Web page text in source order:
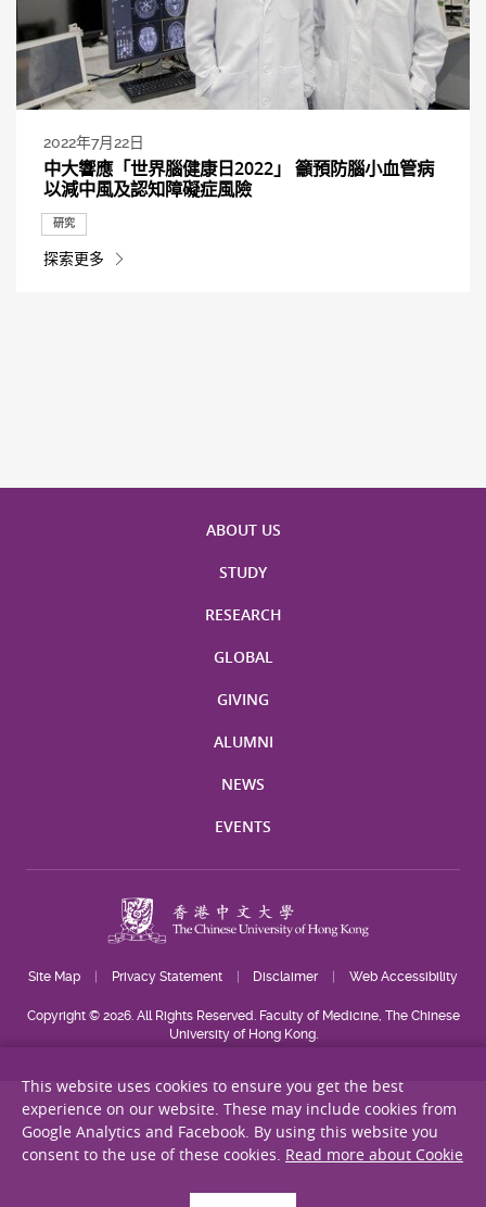
2022年7月22日
中大響應「世界腦健康日2022」 籲預防腦小血管病
以減中風及認知障礙症風險
研究
探索更多
ABOUT US
STUDY
RESEARCH
GLOBAL
GIVING
ALUMNI
NEWS
EVENTS
Site Map Privacy Statement Disclaimer Web Accessibility
Copyright © 2026. All Rights Reserved. Faculty of Medicine, The Chinese
University of Hong Kong.
This website uses cookies to ensure you get the best
experience on our website. These may include cookies from
Google Analytics and Facebook. By using this website you
consent to the use of these cookies. Read more about Cookie